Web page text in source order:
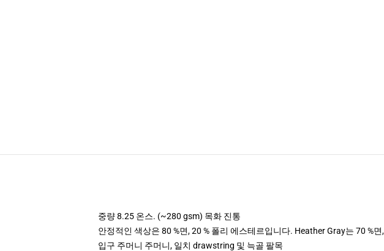
중량 8.25 온스. (~280 gsm) 목화 진통
안정적인 색상은 80 %면, 20 % 폴리 에스테르입니다. Heather Gray는 70 %
입구 주머니 주머니, 일치 drawstring 및 늑골 팔목